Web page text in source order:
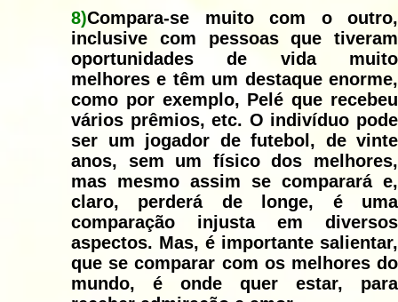
8)Compara-se muito com o outro,
inclusive com pessoas que tiveram
oportunidades de vida muito
melhores e têm um destaque enorme,
como por exemplo, Pelé que recebeu
vários prêmios, etc. O indivíduo pode
ser um jogador de futebol, de vinte
anos, sem um físico dos melhores,
mas mesmo assim se comparará e,
claro, perderá de longe, é uma
comparação injusta em diversos
aspectos. Mas, é importante salientar,
que se comparar com os melhores do
mundo, é onde quer estar, para